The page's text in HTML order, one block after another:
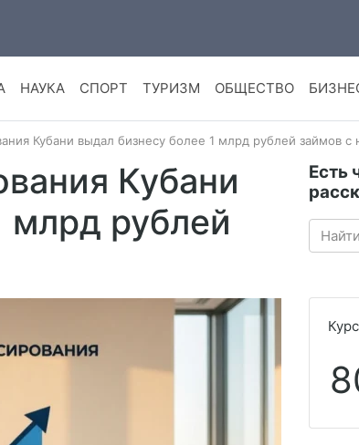
НАУКА СПОРТ ТУРИЗМ ОБЩЕСТВО
Кубани выдал бизнесу более 1 млрд рублей займов с
Кубани
млрд рублей
Есть